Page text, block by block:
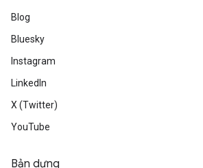
Blog
Bluesky
Instagram
LinkedIn
X (Twitter)
YouTube
Bản dựng